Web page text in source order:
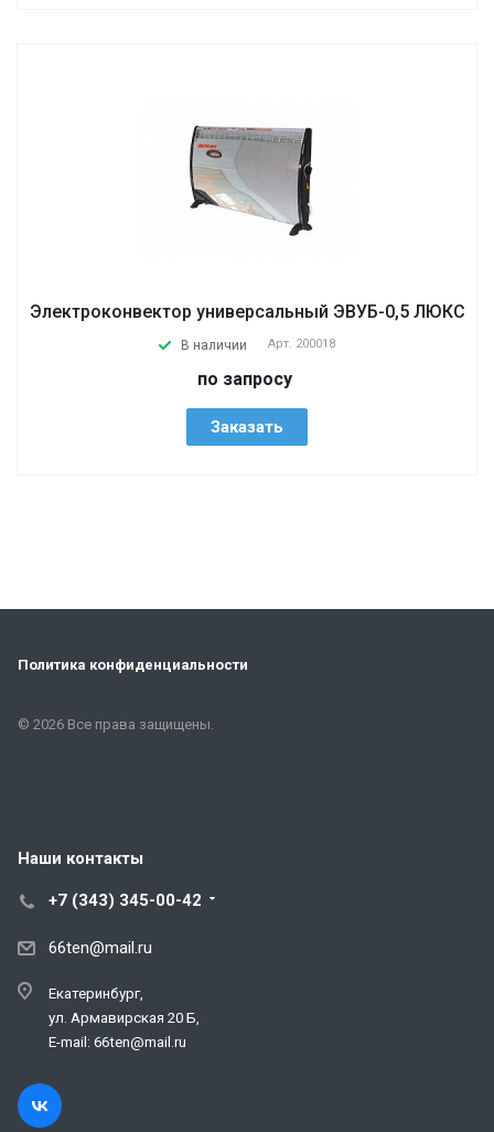
Электроконвектор универсальный ЭВУБ-0,5 ЛЮКС
В наличии Арт. 200018
по запросу
Заказать
Политика конфиденциальности
© 2026 Все права защищены.
Наши контакты
+7 (343) 345-00-42
66ten@mail.ru
Екатеринбург,
ул. Армавирская 20 Б,
E-mail: 66ten@mail.ru